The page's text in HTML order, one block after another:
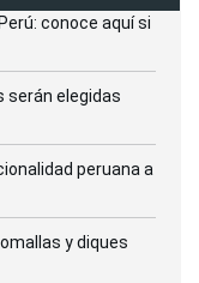
conoce aquí si
serán elegidas
peruana a
y diques